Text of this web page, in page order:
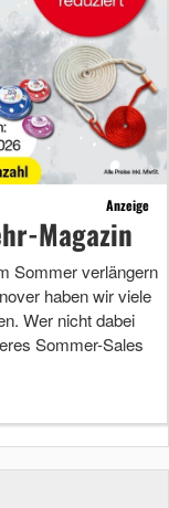
Anzeige
Magazin
Sommer verlängern
haben wir viele
Wer nicht dabei
Sommer-Sales